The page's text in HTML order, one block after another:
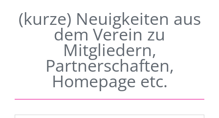
(kurze) Neuigkeiten aus
dem Verein zu
Mitgliedern,
Partnerschaften,
Homepage etc.